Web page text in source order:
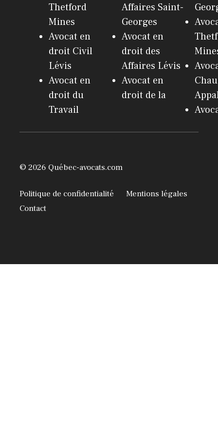
Thetford
Mines
Avocat en
droit Civil
Lévis
Avocat en
droit du
Travail
Affaires Saint-
Georges
Avocat en
droit des
Affaires Lévis
Avocat en
droit de la
© 2026 Québec-avocats.com
Politique de confidentialité
Mentions légales
Contact